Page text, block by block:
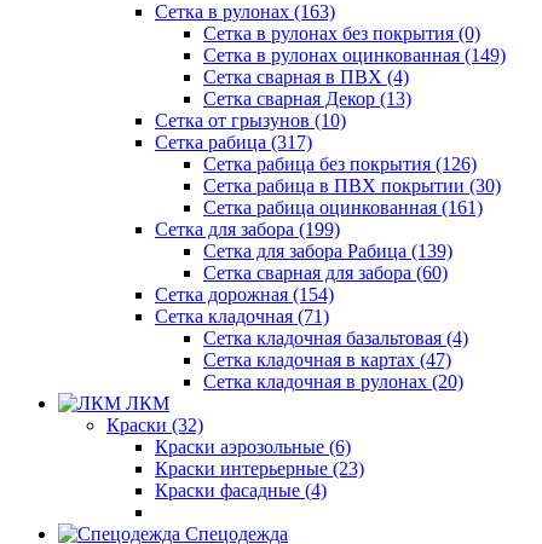
Сетка в рулонах (163)
Сетка в рулонах без покрытия (0)
Сетка в рулонах оцинкованная (149)
Сетка сварная в ПВХ (4)
Сетка сварная Декор (13)
Сетка от грызунов (10)
Сетка рабица (317)
Сетка рабица без покрытия (126)
Сетка рабица в ПВХ покрытии (30)
Сетка рабица оцинкованная (161)
Сетка для забора (199)
Сетка для забора Рабица (139)
Сетка сварная для забора (60)
Сетка дорожная (154)
Сетка кладочная (71)
Сетка кладочная базальтовая (4)
Сетка кладочная в картах (47)
Сетка кладочная в рулонах (20)
ЛКМ
Краски (32)
Краски аэрозольные (6)
Краски интерьерные (23)
Краски фасадные (4)
Спецодежда